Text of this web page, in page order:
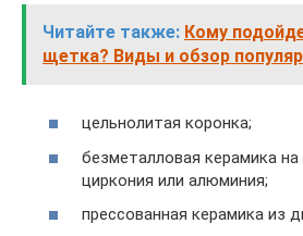
Читайте также: Кому
щетка? Виды и обзор
цельнолитая коронка;
безметалловая керамика
циркония или алюминия;
прессованная керамика из